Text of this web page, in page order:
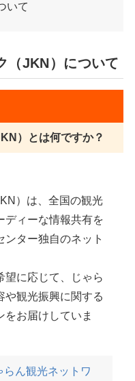
いて
（JKN）について
）とは何ですか？
）は、全国の観光
ディーな情報共有を
ター独自のネット
望に応じて、じゃら
や観光振興に関する
お届けしていま
らん観光ネットワ